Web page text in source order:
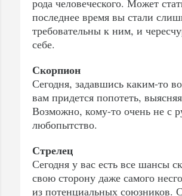
последнее время вы стали
требовательны к ним, и
себе.
Скорпион
Сегодня, задавшись каким-то
вам придется попотеть,
Возможно, кому-то очень не с
любопытство.
Стрелец
Сегодня у вас есть все шансы
свою сторону даже самого
из потенциальных союзников.